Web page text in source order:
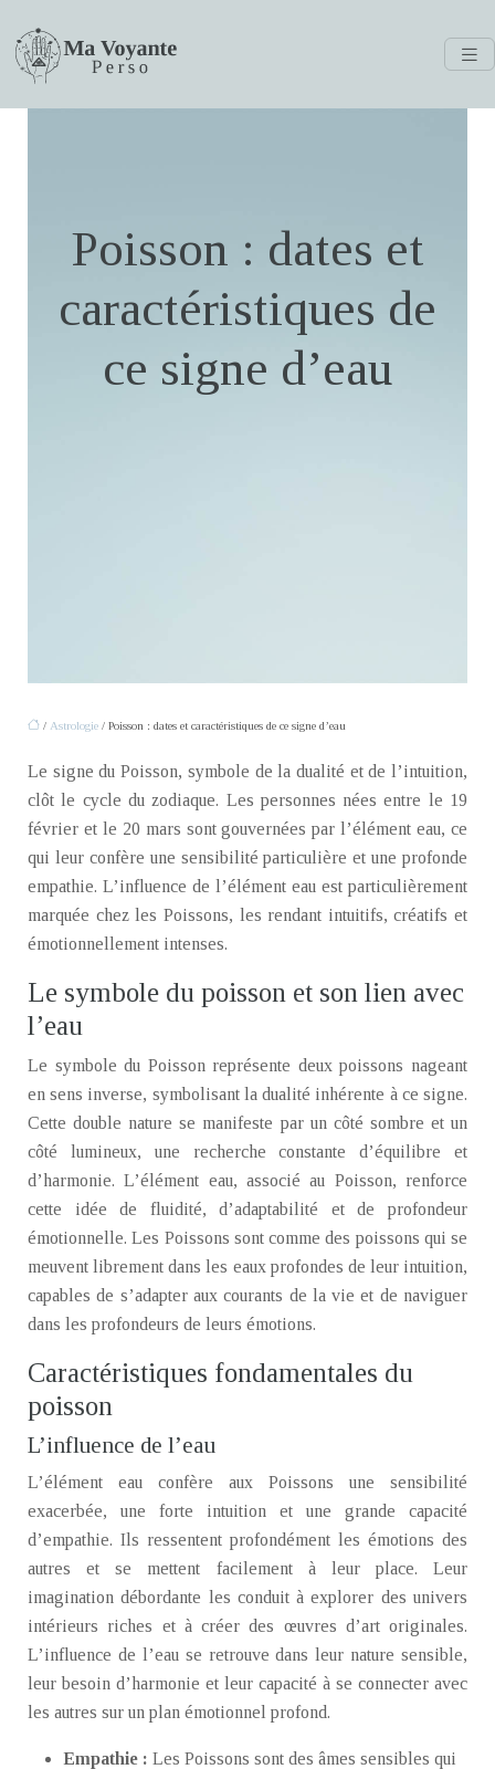
Poisson : dates et
caractéristiques de
ce signe d’eau
/ Astrologie / Poisson : dates et caractéristiques de ce signe d’eau
Le signe du Poisson, symbole de la dualité et de l’intuition,
clôt le cycle du zodiaque. Les personnes nées entre le 19
février et le 20 mars sont gouvernées par l’élément eau, ce
qui leur confère une sensibilité particulière et une profonde
empathie. L’influence de l’élément eau est particulièrement
marquée chez les Poissons, les rendant intuitifs, créatifs et
émotionnellement intenses.
Le symbole du poisson et son lien avec
l’eau
Le symbole du Poisson représente deux poissons nageant
en sens inverse, symbolisant la dualité inhérente à ce signe.
Cette double nature se manifeste par un côté sombre et un
côté lumineux, une recherche constante d’équilibre et
d’harmonie. L’élément eau, associé au Poisson, renforce
cette idée de fluidité, d’adaptabilité et de profondeur
émotionnelle. Les Poissons sont comme des poissons qui se
meuvent librement dans les eaux profondes de leur intuition,
capables de s’adapter aux courants de la vie et de naviguer
dans les profondeurs de leurs émotions.
Caractéristiques fondamentales du
poisson
L’influence de l’eau
L’élément eau confère aux Poissons une sensibilité
exacerbée, une forte intuition et une grande capacité
d’empathie. Ils ressentent profondément les émotions des
autres et se mettent facilement à leur place. Leur
imagination débordante les conduit à explorer des univers
intérieurs riches et à créer des œuvres d’art originales.
L’influence de l’eau se retrouve dans leur nature sensible,
leur besoin d’harmonie et leur capacité à se connecter avec
les autres sur un plan émotionnel profond.
Empathie : Les Poissons sont des âmes sensibles qui